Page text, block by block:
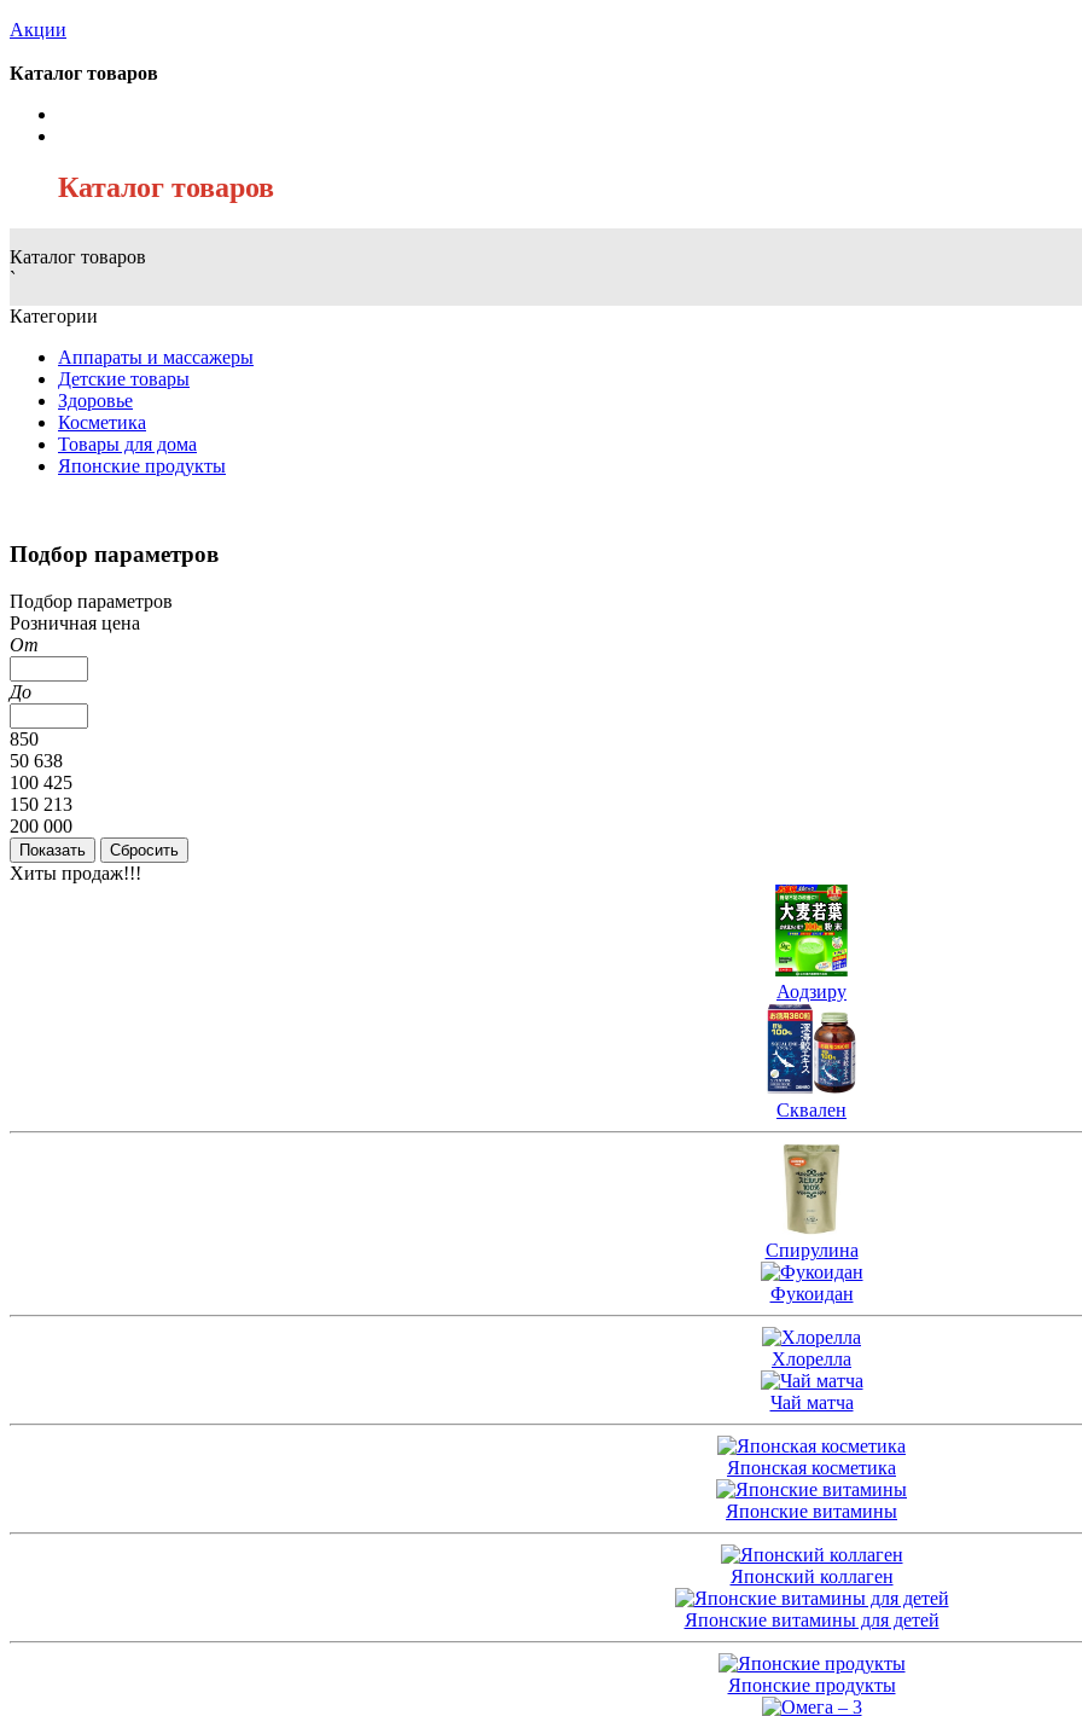
Акции
Каталог товаров
Каталог товаров
Каталог товаров
`
Категории
Аппараты и массажеры
Детские товары
Здоровье
Косметика
Товары для дома
Японские продукты
Подбор параметров
Подбор параметров
Розничная цена
От
До
850
50 638
100 425
150 213
200 000
Хиты продаж!!!
Аодзиру
Сквален
Спирулина
Фукоидан
Хлорелла
Чай матча
Японская косметика
Японские витамины
Японский коллаген
Японские витамины для детей
Японские продукты